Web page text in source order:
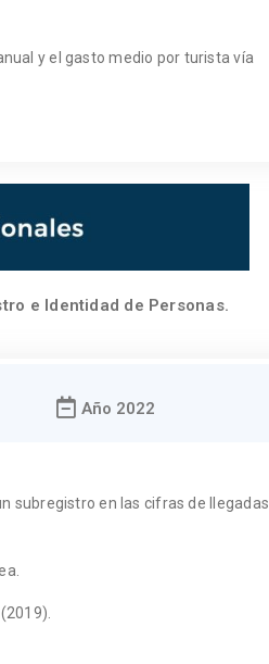
y el gasto medio por turista vía
e Identidad de Personas.
Año 2022
subregistro en las cifras de llegadas